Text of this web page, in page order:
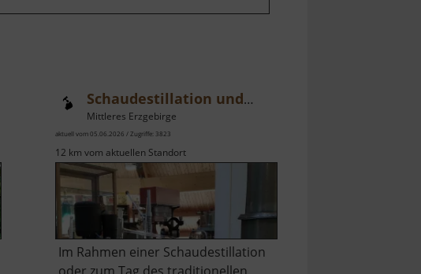
Schaudestillation und Ausstellung Lauterbacher Tropfen
Mittleres Erzgebirge
aktuell vom 05.06.2026 / Zugriffe: 3823
12 km vom aktuellen Standort
Im Rahmen einer Schaudestillation